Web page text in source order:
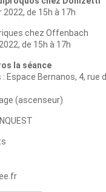
de 15h à 17h
chez Offenbach
de 15h à 17h
la séance
Espace Bernanos, 4, rue
(ascenseur)